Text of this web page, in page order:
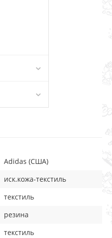
Adidas (США)
иск.кожа-текстиль
текстиль
резина
текстиль